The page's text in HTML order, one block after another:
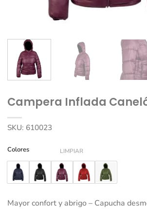
Campera Inflada
SKU: 610023
Colores LIMPIAR
Mayor confort y abrigo – Capucha